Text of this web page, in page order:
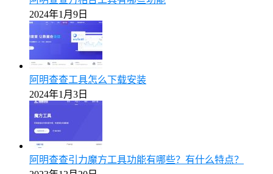
2024年1月9日
阿明查查工具怎么下载安装
2024年1月3日
阿明查查引力魔方工具功能有哪些？有什么特点？